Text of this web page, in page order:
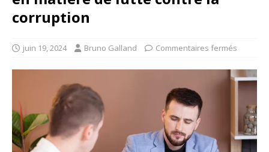
corruption
juin 19, 2024 Bruno Galland Commentaires fermés